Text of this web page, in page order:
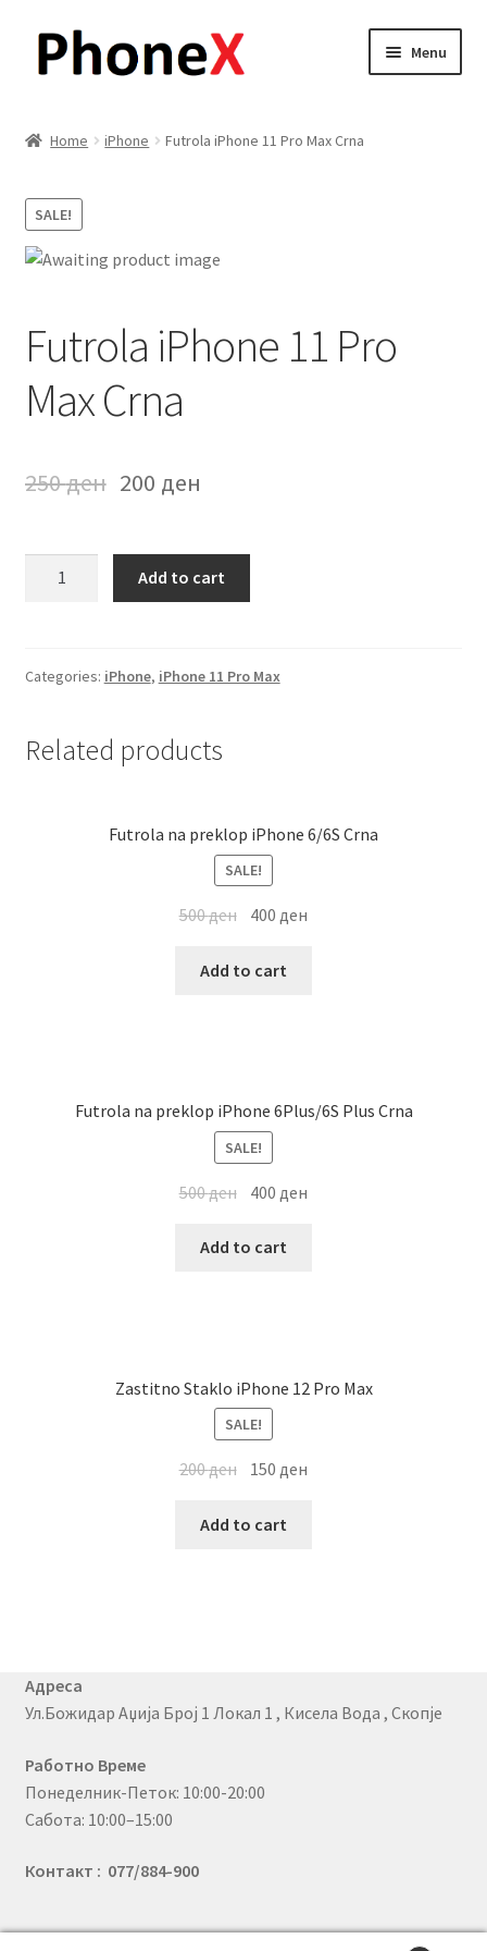
Skip
Skip
Menu
Blog
Детали за испорака
Контакт
Продавница
Home iPhone Futrola iPhone 11 Pro Max Crna
SALE!
Futrola iPhone 11 Pro
Max Crna
250ден 200 ден
Max
Add to cart
Categories: iPhone, iPhone 11 Pro Max
Related products
Futrola na preklop iPhone 6/6S Crna
SALE!
500ден 400ден
Add to cart
Futrola na preklop iPhone 6Plus/6S Plus Crna
SALE!
500ден 400 ден
Add to cart
Zastitno Staklo iPhone 12 Pro Max
SALE!
200ден 150 ден
Add to cart
Адреса
Ул.Божидар Аџија Број 1 Локал 1 , Кисела Вода , Скопје
Работно Време
Понеделник-Петок: 10:00-20:00
Сабота: 10:00–15:00
Контакт : 077/884-900